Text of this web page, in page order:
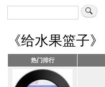
索
《给水果篮子》
热门排行